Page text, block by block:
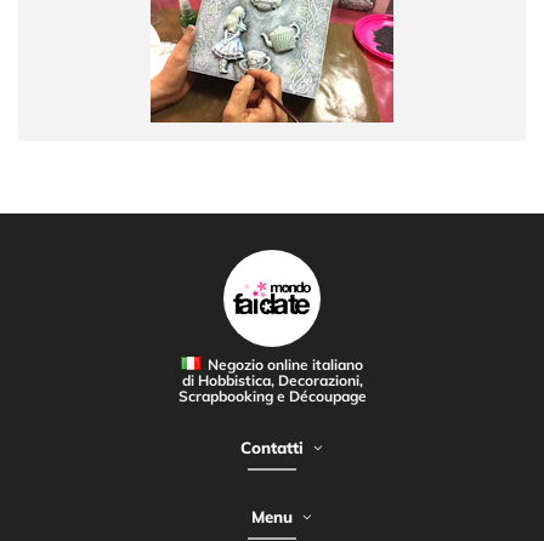
Negozio online italiano
di Hobbistica, Decorazioni,
Scrapbooking e Découpage
Contatti
Menu